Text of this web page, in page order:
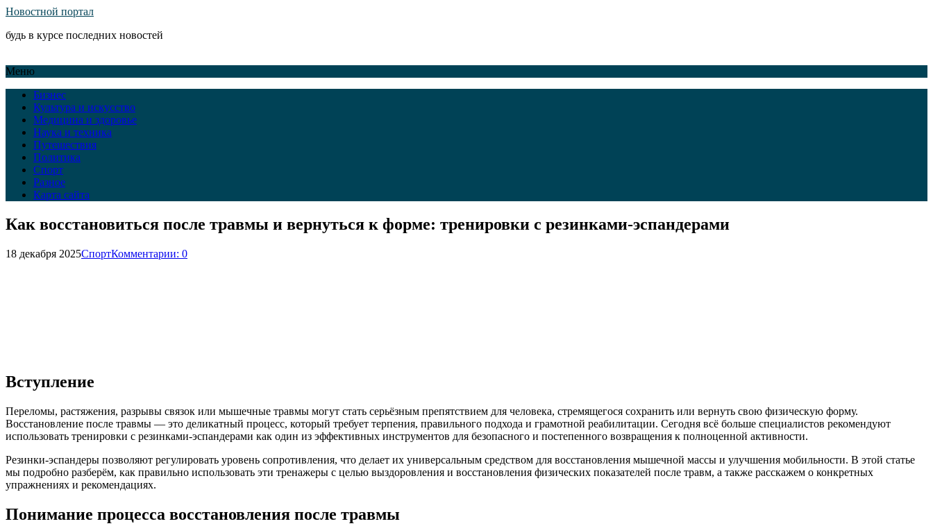
Новостной портал
будь в курсе последних новостей
Меню
Бизнес
Культура и искусство
Медицина и здоровье
Наука и техника
Путешествия
Политика
Спорт
Разное
Карта сайта
Как восстановиться после травмы и вернуться к форме: тренировки с резинками-эспандерами
18 декабря 2025СпортКомментарии: 0
Вступление
Переломы, растяжения, разрывы связок или мышечные травмы могут стать серьёзным препятствием для человека, стремящегося сохранить или вернуть свою физическую форму.
Восстановление после травмы — это деликатный процесс, который требует терпения, правильного подхода и грамотной реабилитации. Сегодня всё больше специалистов рекомендуют
использовать тренировки с резинками-эспандерами как один из эффективных инструментов для безопасного и постепенного возвращения к полноценной активности.
Резинки-эспандеры позволяют регулировать уровень сопротивления, что делает их универсальным средством для восстановления мышечной массы и улучшения мобильности. В этой статье
мы подробно разберём, как правильно использовать эти тренажеры с целью выздоровления и восстановления физических показателей после травм, а также расскажем о конкретных
упражнениях и рекомендациях.
Понимание процесса восстановления после травмы